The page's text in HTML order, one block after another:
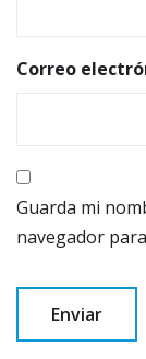
Correo
Guarda mi
navegador